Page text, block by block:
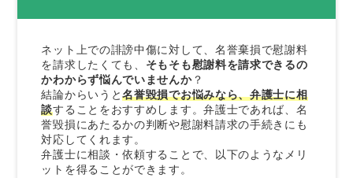
ネット上での誹謗中傷に対して、名誉棄損で慰謝料
を請求したくても、 そもそも慰謝料を請求できるの
かわからず悩んでいませんか？
結論からいうと名誉毀損でお悩みなら、弁護士に相
談することをおすすめします。弁護士であれば、名
誉毀損にあたるかの判断や慰謝料請求の手続きにも
対応してくれます。
弁護士に相談・依頼することで、以下のようなメリ
ットを得ることができます。